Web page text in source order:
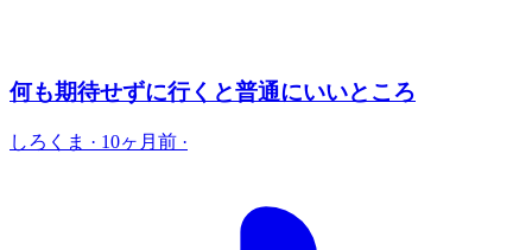
何も期待せずに行くと普通にいいところ
しろくま · 10ヶ月前 ·